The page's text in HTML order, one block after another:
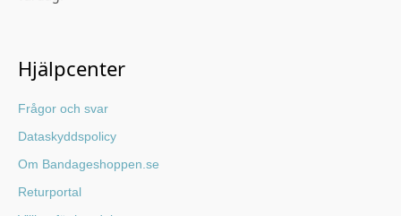
Hjälpcenter
Frågor och svar
Dataskyddspolicy
Om Bandageshoppen.se
Returportal